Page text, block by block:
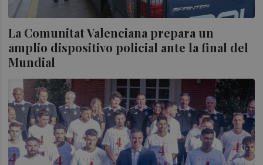
La Comunitat Valenciana prepara un
amplio dispositivo policial ante la final del
Mundial